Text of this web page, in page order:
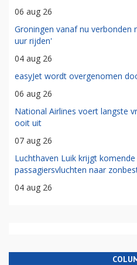
06 aug 26
Groningen vanaf nu verbonden
uur rijden'
04 aug 26
easyJet wordt overgenomen
06 aug 26
National Airlines voert langste
ooit uit
07 aug 26
Luchthaven Luik krijgt
passagiersvluchten naar
04 aug 26